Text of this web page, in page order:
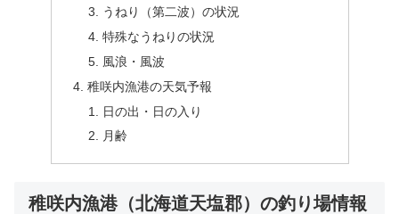
うねり（第二波）の状況
特殊なうねりの状況
風浪・風波
稚咲内漁港の天気予報
日の出・日の入り
月齢
稚咲内漁港（北海道天塩郡）の釣り場情報